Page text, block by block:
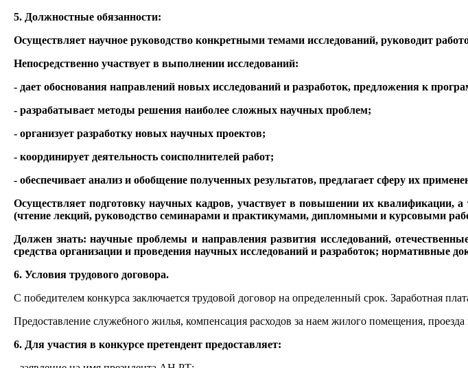
5. Должностные обязанности:
Осуществляет научное руководство конкретными темами исследований, руководит
Непосредственно участвует в выполнении исследований:
- дает обоснования направлений новых исследований и разработок, предложения к
- разрабатывает методы решения наиболее сложных научных проблем;
- организует разработку новых научных проектов;
- координирует деятельность соисполнителей работ;
- обеспечивает анализ и обобщение полученных результатов, предлагает сферу их
Осуществляет подготовку научных кадров, участвует в повышении их квалификации,
(чтение лекций, руководство семинарами и практикумами, дипломными и курсовыми
Должен знать: научные проблемы и направления развития исследований,
средства организации и проведения научных исследований и разработок; нормативные
6. Условия трудового договора.
С победителем конкурса заключается трудовой договор на определенный срок. Заработная
Предоставление служебного жилья, компенсация расходов за наем жилого помещения, проезда
6. Для участия в конкурсе претендент предоставляет: